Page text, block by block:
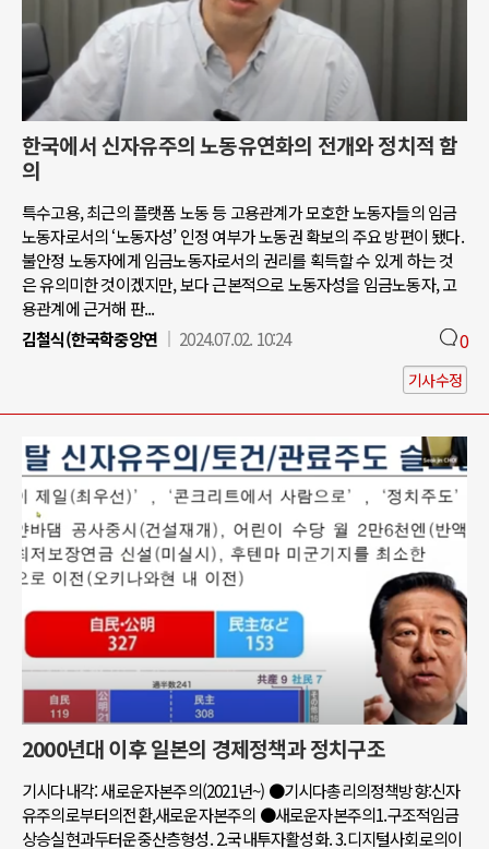
한국에서 신자유주의 노동유연화의 전개와 정치적 함
의
특수고용, 최근의 플랫폼 노동 등 고용관계가 모호한 노동자들의 임금
노동자로서의 ‘노동자성’ 인정 여부가 노동권 확보의 주요 방편이 됐다.
불안정 노동자에게 임금노동자로서의 권리를 획득할 수 있게 하는 것
은 유의미한 것이겠지만, 보다 근본적으로 노동자성을 임금노동자, 고
용관계에 근거해 판...
김철식(한국학중앙연
2024.07.02. 10:24 0
기사수정
2000년대 이후 일본의 경제정책과 정치구조
기시다내각: 새로운자본주의(2021년~) ●기시다총리의정책방향:신자
유주의로부터의전환,새로운자본주의 ●새로운자본주의1.구조적임금
상승실현과두터운중산층형성. 2.국내투자활성화. 3.디지털사회로의이